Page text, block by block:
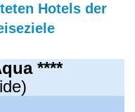
Hotels der
****